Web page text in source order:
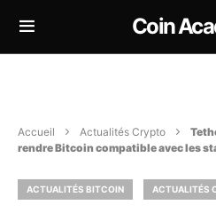
Coin
Accueil Actualités Crypto
rendre Bitcoin compatible avec les
ACTUALITÉS BITCOIN ACTUALITÉS